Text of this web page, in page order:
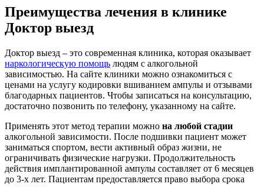
Преимущества лечения в клинике
Доктор выезд
Доктор выезд – это современная клиника, которая оказывает
наркологическую помощь людям с алкогольной
зависимостью. На сайте клиники можно ознакомиться с
ценами на услугу кодировки вшиванием ампулы и отзывами
благодарных пациентов. Чтобы записаться на консультацию,
достаточно позвонить по телефону, указанному на сайте.
Применять этот метод терапии можно на любой стадии
алкогольной зависимости. После подшивки пациент может
заниматься спортом, вести активный образ жизни, не
ограничивать физические нагрузки. Продолжительность
действия имплантированной ампулы составляет от 6 месяцев
до 3-х лет. Пациентам предоставляется право выбора срока